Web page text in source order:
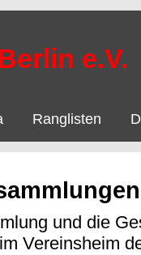
e.V.
Ranglisten
und die
Vereinsheim